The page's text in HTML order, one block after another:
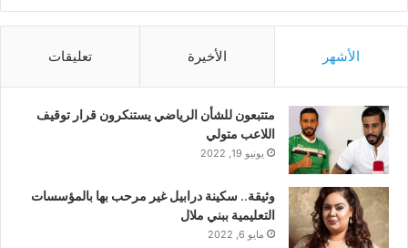
الأشهر الأخيرة تعليقات
متتبعون للشأن الرياضي يستنكرون قرار توقيف
اللاعب متولي
يونيو 19, 2022
وثيقة.. سكينة درابيل غير مرحب بها بالمؤسسات
التعليمية ببني ملال
مايو 6, 2022